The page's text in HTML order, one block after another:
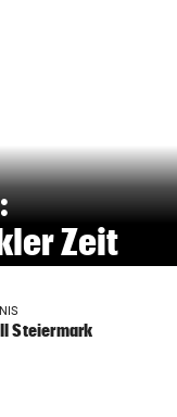
Zeit
Steiermark